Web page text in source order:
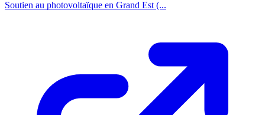
Soutien au photovoltaïque en Grand Est (...